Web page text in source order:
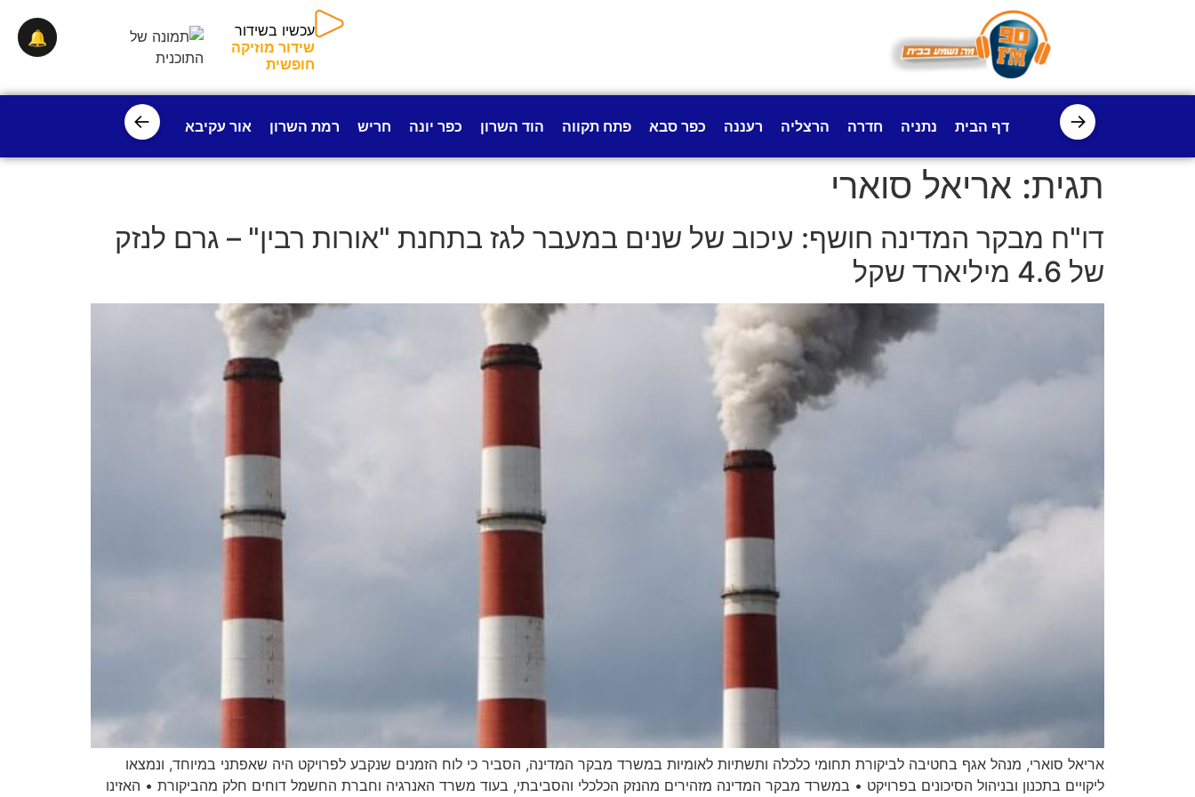
עכשיו בשידור
שידור מוזיקה
חופשית
→ דף הבית נתניה חדרה הרצליה רעננה כפר סבא פתח תקווה הוד השרון כפר יונה חריש רמת השרון אור עקיבא פרדס חנה
←
תגית: אריאל סוארי
דו"ח מבקר המדינה חושף: עיכוב של שנים במעבר לגז בתחנת "אורות רבין" – גרם לנזק
של 4.6 מיליארד שקל
אריאל סוארי, מנהל אגף בחטיבה לביקורת תחומי כלכלה ותשתיות לאומיות במשרד מבקר המדינה, הסביר כי לוח הזמנים שנקבע לפרויקט היה שאפתני במיוחד, ונמצאו
ליקויים בתכנון ובניהול הסיכונים בפרויקט • במשרד מבקר המדינה מזהירים מהנזק הכלכלי והסביבתי, בעוד משרד האנרגיה וחברת החשמל דוחים חלק מהביקורת • האזינו
🔔